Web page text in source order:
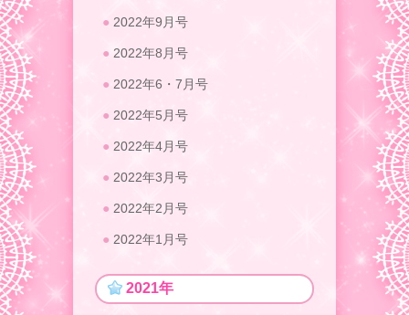
2022年9月号
2022年8月号
2022年6・7月号
2022年5月号
2022年4月号
2022年3月号
2022年2月号
2022年1月号
2021年